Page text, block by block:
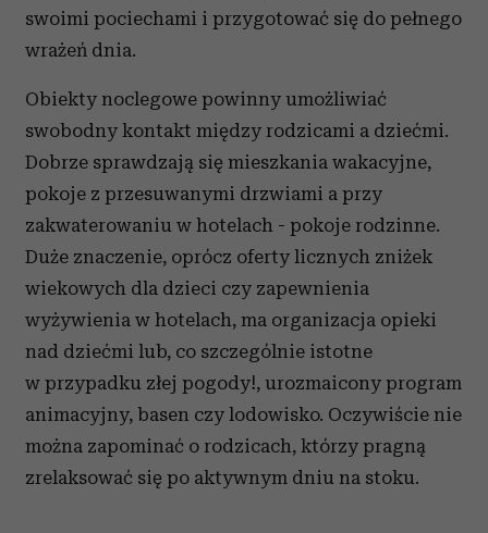
swoimi pociechami i przygotować się do pełnego
wrażeń dnia.
Obiekty noclegowe powinny umożliwiać
swobodny kontakt między rodzicami a dziećmi.
Dobrze sprawdzają się mieszkania wakacyjne,
pokoje z przesuwanymi drzwiami a przy
zakwaterowaniu w hotelach - pokoje rodzinne.
Duże znaczenie, oprócz oferty licznych zniżek
wiekowych dla dzieci czy zapewnienia
wyżywienia w hotelach, ma organizacja opieki
nad dziećmi lub, co szczególnie istotne
w przypadku złej pogody!, urozmaicony program
animacyjny, basen czy lodowisko. Oczywiście nie
można zapominać o rodzicach, którzy pragną
zrelaksować się po aktywnym dniu na stoku.